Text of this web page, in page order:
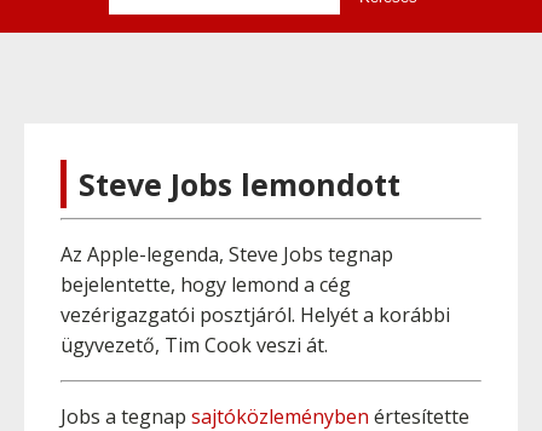
Steve Jobs lemondott
Az Apple-legenda, Steve Jobs tegnap
bejelentette, hogy lemond a cég
vezérigazgatói posztjáról. Helyét a korábbi
ügyvezető, Tim Cook veszi át.
Jobs a tegnap sajtóközleményben értesítette